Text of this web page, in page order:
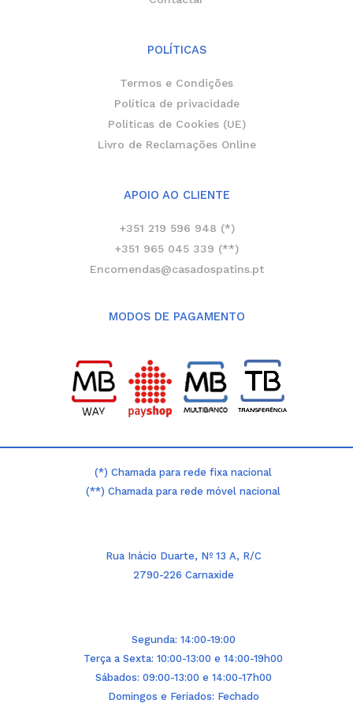
POLÍTICAS
Termos e Condições
Política de privacidade
Políticas de Cookies (UE)
Livro de Reclamações Online
APOIO AO CLIENTE
+351 219 596 948 (*)
+351 965 045 339 (**)
Encomendas@casadospatins.pt
MODOS DE PAGAMENTO
(*) Chamada para rede fixa nacional
(**) Chamada para rede móvel nacional
Rua Inácio Duarte, Nº 13 A, R/C
2790-226 Carnaxide
Segunda: 14:00-19:00
Terça a Sexta: 10:00-13:00 e 14:00-19h00
Sábados: 09:00-13:00 e 14:00-17h00
Domingos e Feriados: Fechado